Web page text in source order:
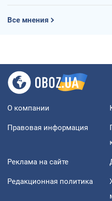
Все мнения
О компании
Правовая информация
Реклама на сайте
Редакционная политика